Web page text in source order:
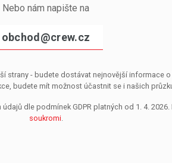
Nebo nám napište na
obchod@crew.cz
strany - budete dostávat nejnovější informace
budete mít možnost účastnit se i našich
dle podmínek GDPR platných od 1. 4.
soukromi.